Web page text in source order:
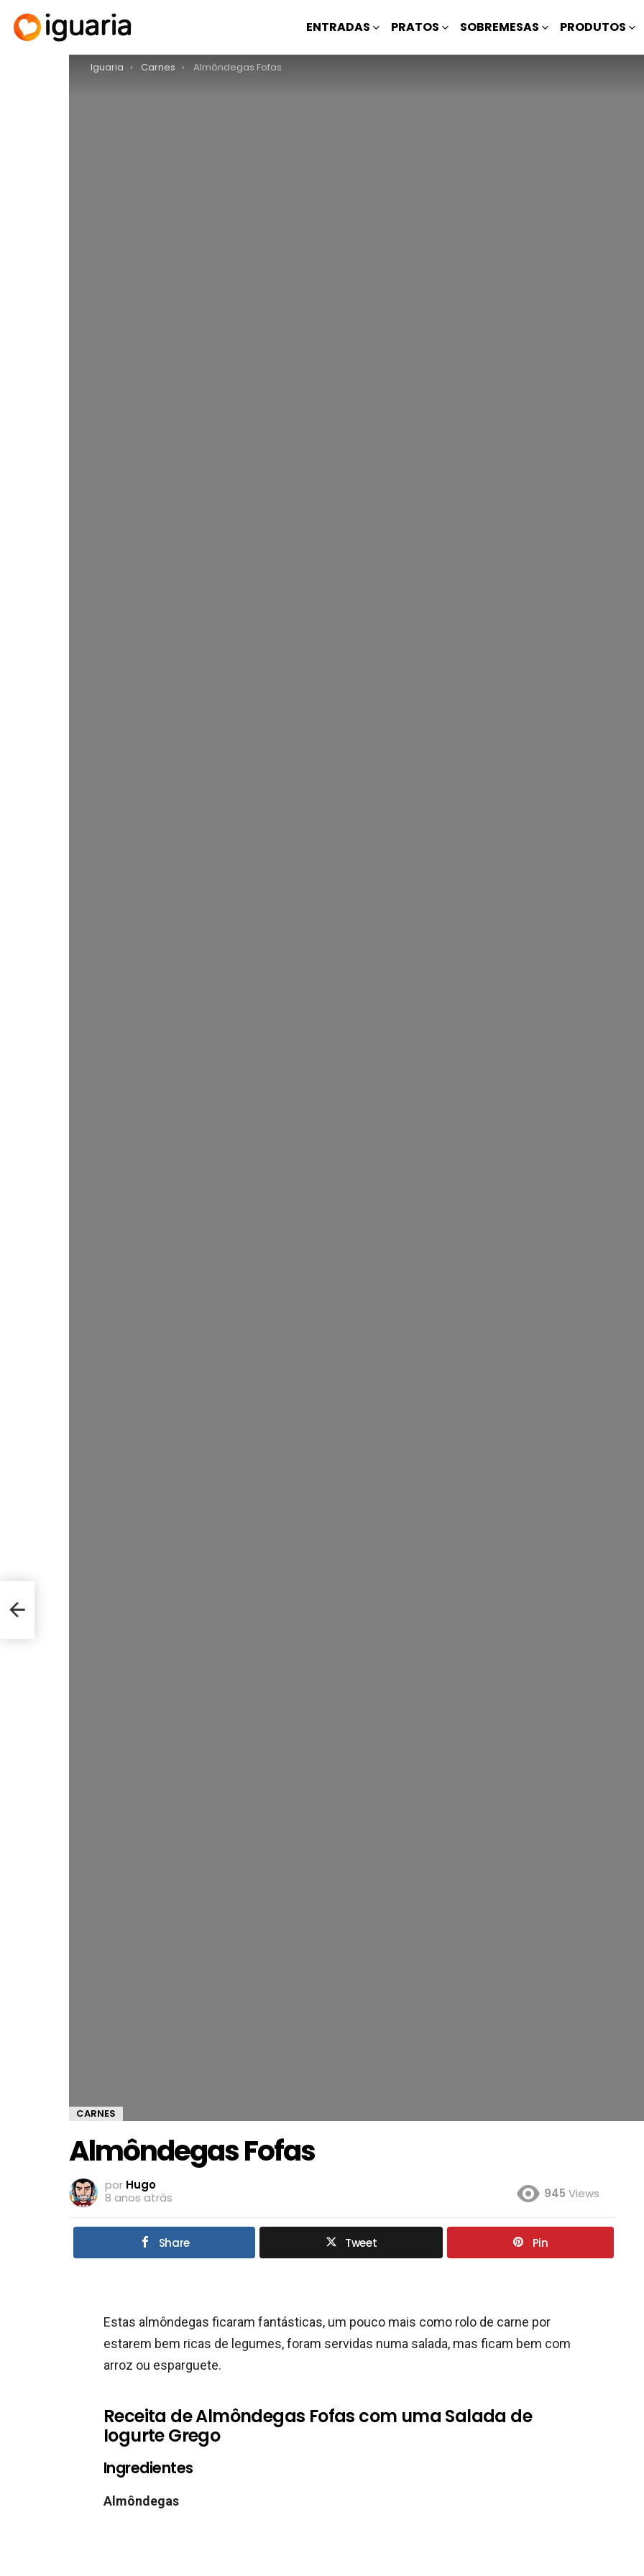
ENTRADAS PRATOS SOBREMESAS PRODUTOS
You are here:
Iguaria Carnes Almôndegas Fofas
CARNES
Almôndegas Fofas
por Hugo
8 anos atrás
945 Views
Share Tweet Pin
Estas almôndegas ficaram fantásticas, um pouco mais como rolo de carne por
estarem bem ricas de legumes, foram servidas numa salada, mas ficam bem com
arroz ou esparguete.
Receita de Almôndegas Fofas com uma Salada de
Iogurte Grego
Ingredientes
Almôndegas